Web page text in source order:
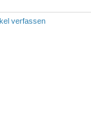
verfassen